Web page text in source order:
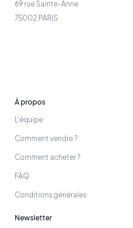
69 rue Sainte-Anne
75002 PARIS
À propos
L'équipe
Comment vendre ?
Comment acheter ?
FAQ
Conditions générales
Newsletter